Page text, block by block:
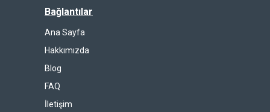
Bağlantılar
Ana Sayfa
Hakkımızda
Blog
FAQ
İletişim